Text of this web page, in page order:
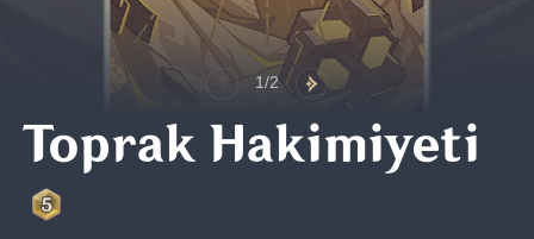
1/2
Toprak Hakimiyeti